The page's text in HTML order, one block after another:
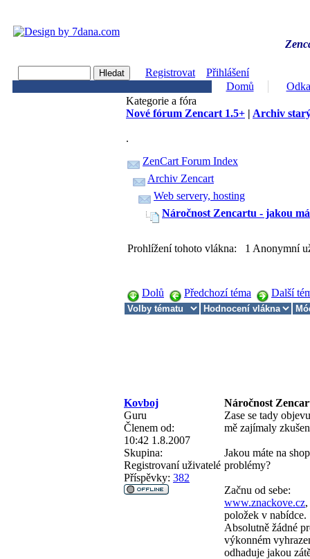
Registrovat
Přihlášení
Domů
Kategorie a fóra
Nové fórum Zencart 1.5+ | Archiv
.
ZenCart Forum Index
Archiv Zencart
Web servery, hosting
Náročnost Zencartu - jakou
Prohlížení tohoto vlákna: 1 Anonymní
Dolů Předchozí téma Další
Kovboj
Náročnost
Guru
Členem od:
10:42 1.8.2007
Skupina:
Registrovaní uživatelé
Příspěvky: 382
Zase se tady
mě zajímaly
Jakou máte na
problémy?
Začnu od sebe:
www.znackove.cz
položek v nabídce.
Absolutně žádné
výkonném
odhaduje jakou